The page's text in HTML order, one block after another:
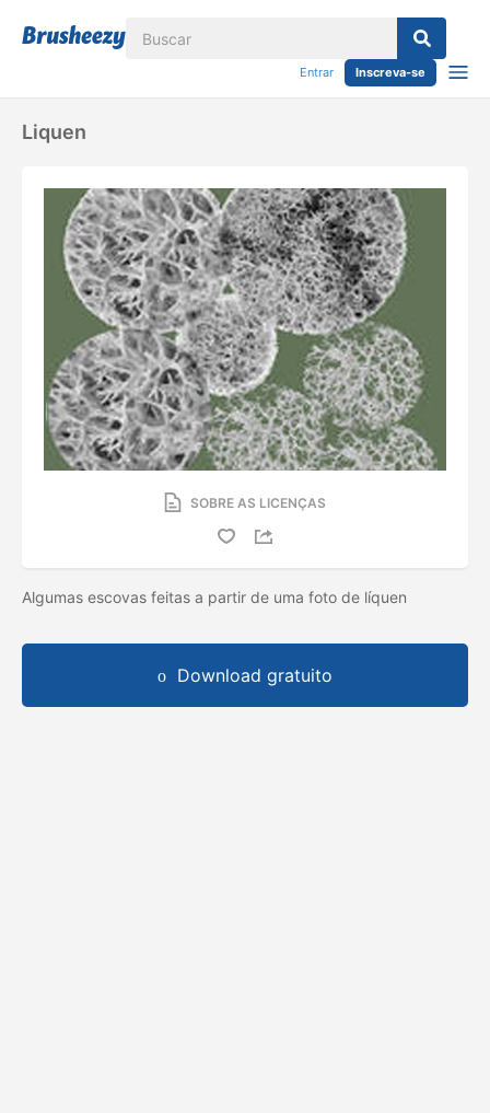
Entrar Inscreva-se
Liquen
SOBRE AS LICENÇAS
Algumas escovas feitas a partir de uma foto de líquen
Download gratuito